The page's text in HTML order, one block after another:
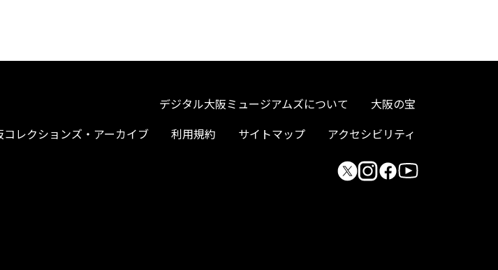
デジタル大阪ミュージアムズについて
大阪の宝
コレクションズ・アーカイブ
利用規約 サイトマップ アクセシビリティ